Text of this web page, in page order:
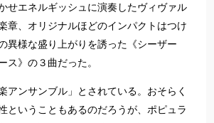
せエネルギッシュに演奏したヴィヴァル
章、オリジナルほどのインパクトはつけ
異様な盛り上がりを誘った《シーザー
ス》の３曲だった。
アンサンブル」とされている。おそらく
ということもあるのだろうが、ポピュラ